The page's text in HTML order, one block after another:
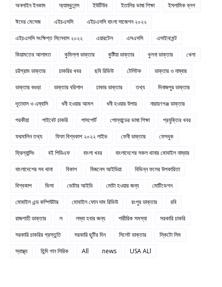
অনলাইন ইনকাম অ্যাম্বুলেন্স ইউটিউব ইতালির ভাষা শিক্ষা
ইসলামিক ব্লগ
ঈদের মেসেজ
এইচএসসি
এইচএসসি বাংলা সাজেশন ২০২২
এইচএসসি সংক্ষিপ্ত সিলেবাস ২০২২
এয়ারটেল এসএসসি
এসাইনমেন্ট
কিয়ামতের আলামত
কুমিল্লা ডাক্তার কুষ্টিয়া ডাক্তার খুলনা ডাক্তার
খেলা
চট্টগ্রাম ডাক্তার
চাকরির খবর ছবি রিভিউ টেলিটক
ডাক্তার ও নাম্বার
ডাক্তার বগুড়া
ডাক্তার বরিশাল ঢাকার ডাক্তার তথ্য
দিনাজপুর ডাক্তার
দূতাবাস ও এম্বাসি
ধনী হওয়ার আমল ধনী হওয়ার উপায়
নারায়ণগঞ্জ ডাক্তার
পরকীয়া
পাইবেট চাকরি পাসপোর্ট পোল্যান্ডের ভাষা শিক্ষা
প্রযুক্তির খবর
ফরমালিন তথ্য
ফিফা বিশ্বকাপ ২০২২ লাইভ ফেনী ডাক্তার
ফেসবুক
ফ্রিল্যান্সিং
বই পিডিএফ বাংলা খবর
বাংলাদেশের সকল থানার মোবাইল নাম্বার
বাংলাদেশের সব থানা
বিকাশ বিজনেস আইডিয়া
বিভিন্ন ফলের উপকারিতা
বিশ্বকাপ
ভিসা ভোটার আইডি মোটা হওয়ার জন্য
মোটিভেশন
মোবাইল এন্ড কম্পিউটার
মোবাইল ফোন দাম রিভিউ রংপুর ডাক্তার
রবি
রাজশাহী ডাক্তার
ল লম্বা হবার জন্য শারীরিক সমস্যা
সরকারি চাকরি
সরকারি চাকরির প্রস্তুতি
সরকারি ছুটির দিন সিলেট ডাক্তার
স্কিটো সিম
স্বাস্থ্য
হিন্দি গান লিরিক All news USA ALl